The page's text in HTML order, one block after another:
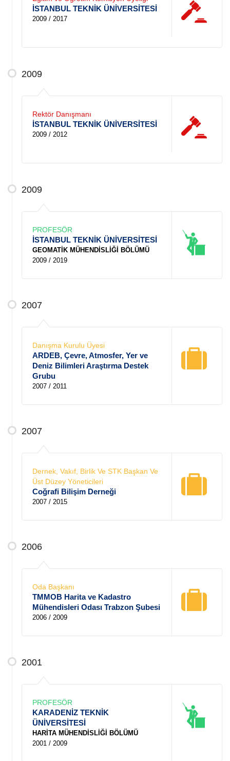
İSTANBUL TEKNİK ÜNİVERSİTESİ
2009 / 2017
2009
Rektör Danışmanı
İSTANBUL TEKNİK ÜNİVERSİTESİ
2009 / 2012
2009
PROFESÖR
İSTANBUL TEKNİK ÜNİVERSİTESİ
GEOMATİK MÜHENDİSLİĞİ BÖLÜMÜ
2009 / 2019
2007
Danışma Kurulu Üyesi
ARDEB, Çevre, Atmosfer, Yer ve
Deniz Bilimleri Araştırma Destek
Grubu
2007 / 2011
2007
Dernek, Vakıf, Birlik Ve STK Başkan Ve
Üst Düzey Yöneticileri
Coğrafi Bilişim Derneği
2007 / 2015
2006
Oda Başkanı
TMMOB Harita ve Kadastro
Mühendisleri Odası Trabzon Şubesi
2006 / 2009
2001
PROFESÖR
KARADENİZ TEKNİK
ÜNİVERSİTESİ
HARİTA MÜHENDİSLİĞİ BÖLÜMÜ
2001 / 2009